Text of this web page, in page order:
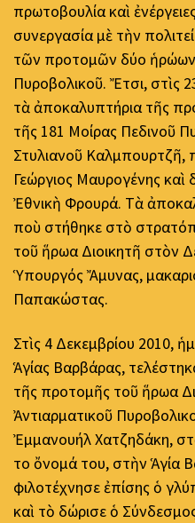
πρωτοβουλία καὶ
συνεργασία μὲ τὴν
τῶν προτομῶν δύο
Πυροβολικοῦ. Ἔτσι, στὶς
τὰ ἀποκαλυπτήρια τῆς
τῆς 181 Μοίρας Πεδινοῦ
Στυλιανοῦ Καλμπουρτζῆ,
Γεώργιος Μαυρογένης
Ἐθνικὴ Φρουρά. Τὰ
ποὺ στήθηκε στὸ
τοῦ ἥρωα Διοικητῆ στὸν
Ὑπουργός Ἄμυνας,
Παπακώστας.
Στὶς 4 Δεκεμβρίου 2010,
Ἁγίας Βαρβάρας,
τῆς προτομῆς τοῦ ἥρωα
Ἀντιαρματικοῦ
Ἐμμανουήλ Χατζηδάκη,
το ὄνομά του, στὴν Ἁγία
φιλοτέχνησε ἐπίσης ὁ
καὶ τὸ δώρισε ὁ